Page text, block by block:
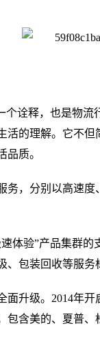
个诠释，也是物
活的理解。它不
品质。
务，分别以高速
体验”产品集群的
包装回收等服
面升级。2014年
含美的、夏普